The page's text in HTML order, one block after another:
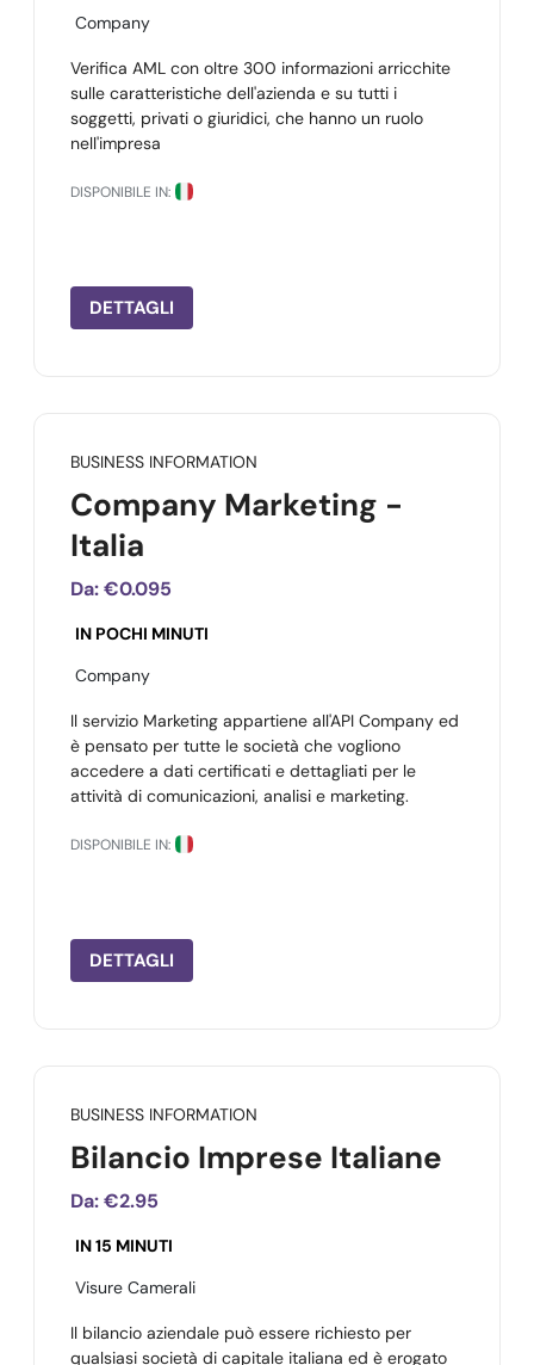
Company
Verifica AML con oltre 300 informazioni arricchite
sulle caratteristiche dell'azienda e su tutti i
soggetti, privati o giuridici, che hanno un ruolo
nell'impresa
DISPONIBILE IN:
DETTAGLI
BUSINESS INFORMATION
Company Marketing -
Italia
Da:€0.095
IN POCHI MINUTI
Company
Il servizio Marketing appartiene all'API Company ed
è pensato per tutte le società che vogliono
accedere a dati certificati e dettagliati per le
attività di comunicazioni, analisi e marketing.
DISPONIBILE IN:
DETTAGLI
BUSINESS INFORMATION
Bilancio Imprese Italiane
Da:€2.95
IN 15 MINUTI
Visure Camerali
Il bilancio aziendale può essere richiesto per
qualsiasi società di capitale italiana ed è erogato